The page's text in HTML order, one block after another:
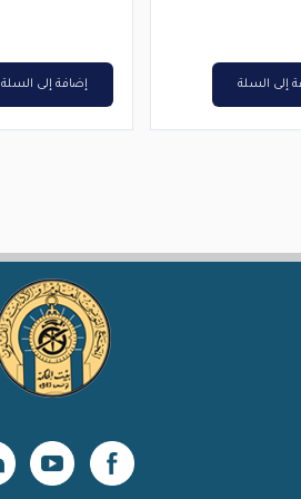
إلى السلة إضافة إلى السلة